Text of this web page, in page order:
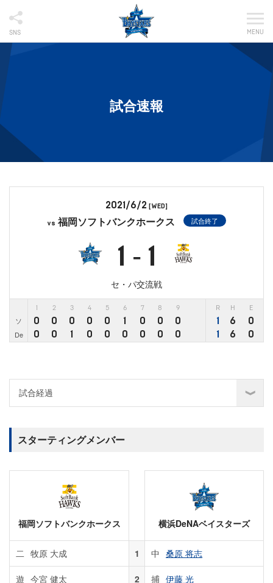
SNS MENU
試合速報
2021/6/2 [WED]
vs 福岡ソフトバンクホークス 試合終了
1 - 1
セ・パ交流戦
2 3 4 5 6 7 8 9 R H E
ソ 0 0 0 0 0 1 0 0 0 1 6 0
De 0 0 1 0 0 0 0 0 0 1 6 0
スターティングメンバー
福岡ソフトバンクホークス 横浜DeNAベイスターズ
二 牧原 大成 1 中 桑原 将志
遊 今宮 健太 2 捕 伊藤 光